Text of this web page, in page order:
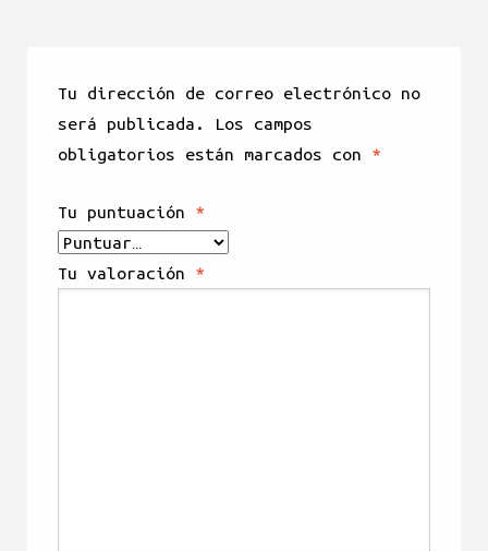
Tu dirección de correo electrónico no
será publicada.
Los campos
obligatorios están marcados con *
Tu puntuación *
Tu valoración *